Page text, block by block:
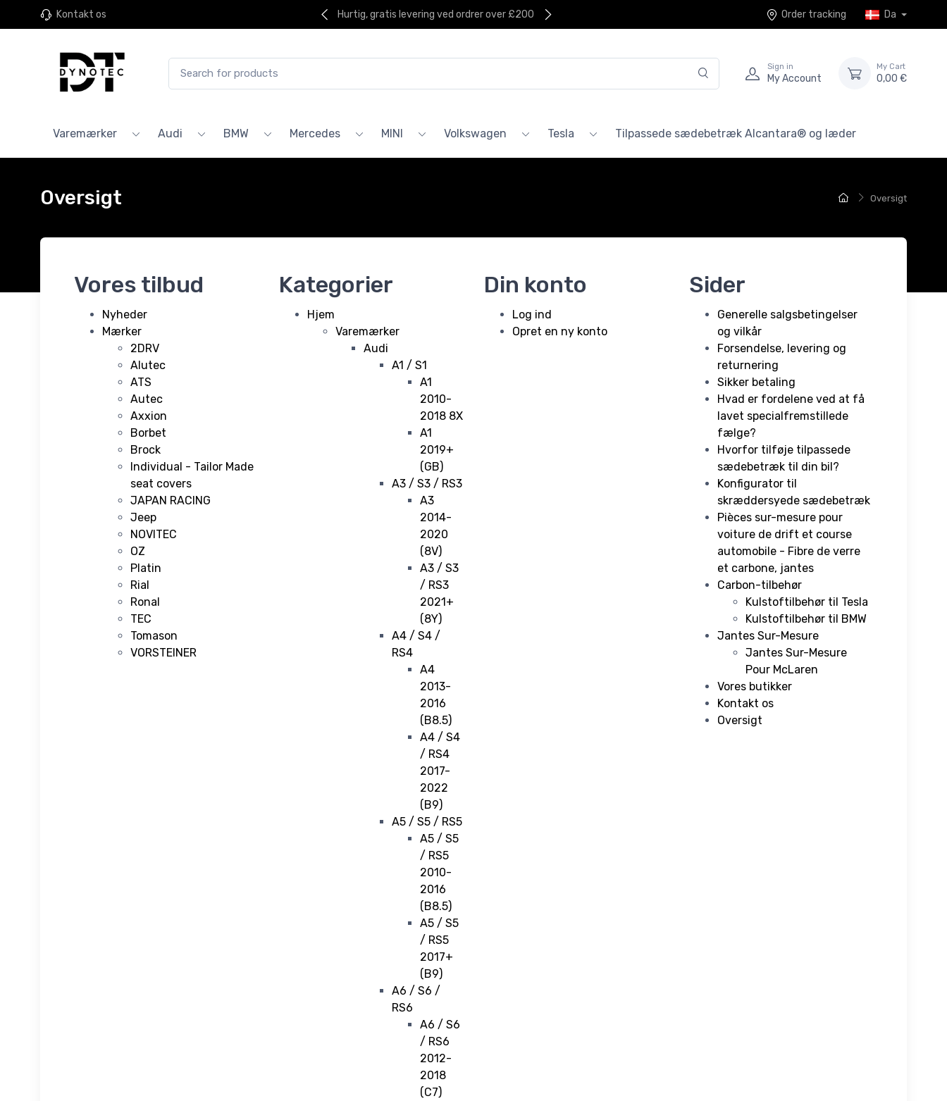
Kontakt os Hurtig, gratis levering ved ordrer over £200 Order tracking Da
Sign in
My Account
My Cart
0,00 €
Varemærker Audi BMW Mercedes MINI Volkswagen Tesla Tilpassede sædebetræk Alcantara® og læder
Oversigt
Oversigt
Vores tilbud
Nyheder
Mærker
2DRV
Alutec
ATS
Autec
Axxion
Borbet
Brock
Individual - Tailor Made
seat covers
JAPAN RACING
Jeep
NOVITEC
OZ
Platin
Rial
Ronal
TEC
Tomason
VORSTEINER
Kategorier
Hjem
Varemærker
Audi
A1 / S1
A1
2010-
2018 8X
A1
2019+
(GB)
A3 / S3 / RS3
A3
2014-
2020
(8V)
A3 / S3
/ RS3
2021+
(8Y)
A4 / S4 /
RS4
A4
2013-
2016
(B8.5)
A4 / S4
/ RS4
2017-
2022
(B9)
A5 / S5 / RS5
A5 / S5
/ RS5
2010-
2016
(B8.5)
A5 / S5
/ RS5
2017+
(B9)
A6 / S6 /
RS6
A6 / S6
/ RS6
2012-
2018
(C7)
Din konto
Log ind
Opret en ny konto
Sider
Generelle salgsbetingelser
og vilkår
Forsendelse, levering og
returnering
Sikker betaling
Hvad er fordelene ved at få
lavet specialfremstillede
fælge?
Hvorfor tilføje tilpassede
sædebetræk til din bil?
Konfigurator til
skræddersyede sædebetræk
Pièces sur-mesure pour
voiture de drift et course
automobile - Fibre de verre
et carbone, jantes
Carbon-tilbehør
Kulstoftilbehør til Tesla
Kulstoftilbehør til BMW
Jantes Sur-Mesure
Jantes Sur-Mesure
Pour McLaren
Vores butikker
Kontakt os
Oversigt